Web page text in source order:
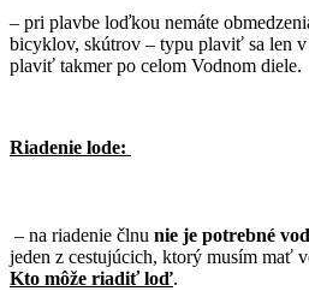
– pri plavbe loďkou nemáte
bicyklov, skútrov – typu plaviť sa len
plaviť takmer po celom Vodnom diele.
Riadenie lode:
– na riadenie člnu nie je potrebné
jeden z cestujúcich, ktorý musím mať
Kto môže riadiť loď.